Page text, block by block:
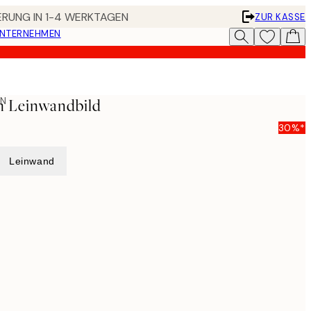
IN 1-4 WERKTAGEN
ZUR KASSE
Leinwandbild
30%*
Leinwand